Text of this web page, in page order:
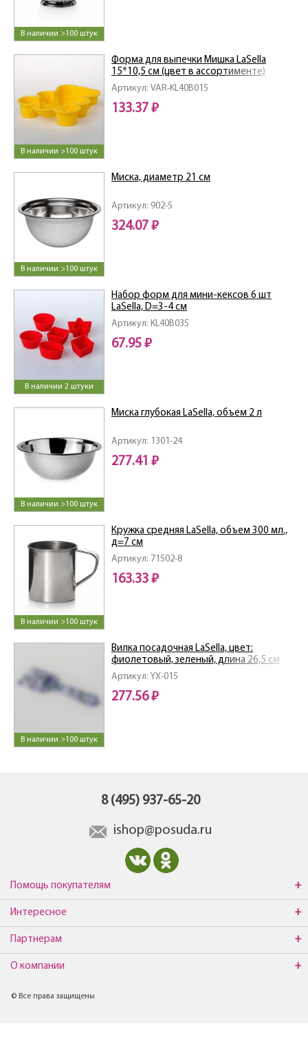
В наличии >100 штук
В наличии >100 штук
Артикул: VAR-KL40B015
Форма для выпечки Мишка LaSella
15*10,5 см (цвет в ассортименте)
133.37 ₽
В наличии >100 штук
Артикул: 902-5
Миска, диаметр 21 см
324.07 ₽
В наличии 2 штуки
Артикул: KL40B035
Набор форм для мини-кексов 6 шт
LaSella, D=3-4 см
67.95 ₽
В наличии >100 штук
Артикул: 1301-24
Миска глубокая LaSella, объем 2 л
277.41 ₽
В наличии >100 штук
Артикул: 71502-8
Кружка средняя LaSella, объем 300 мл.,
д=7 см
163.33 ₽
В наличии >100 штук
Артикул: YX-015
Вилка посадочная LaSella, цвет:
фиолетовый, зеленый, длина 26,5 см
277.56 ₽
8 (495) 937-65-20
ishop@posuda.ru
Помощь покупателям
Интересное
Партнерам
О компании
© Все права защищены